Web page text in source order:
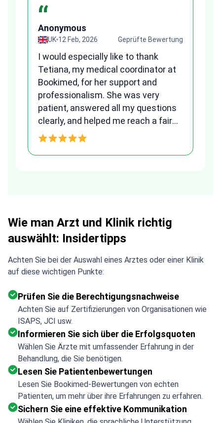
“
Anonymous
UK 12 Feb, 2026 Geprüfte Bewertung
I would especially like to thank
Tetiana, my medical coordinator at
Bookimed, for her support and
professionalism. She was very
patient, answered all my questions
clearly, and helped me reach a fair
and transparent agreement. Her
Wie man Arzt und Klinik richtig
auswählt: Insidertipps
Achten Sie bei der Auswahl eines Arztes oder einer Klinik
auf diese wichtigen Punkte:
Prüfen Sie die Berechtigungsnachweise
Achten Sie auf Zertifizierungen von Organisationen wie
ISAPS, JCI usw.
Informieren Sie sich über die Erfolgsquoten
Wählen Sie Ärzte mit umfassender Erfahrung in der
Behandlung, die Sie benötigen.
Lesen Sie Patientenbewertungen
Lesen Sie Bookimed-Bewertungen von echten
Patienten, um mehr über ihre Erfahrungen zu erfahren.
Sichern Sie eine effektive Kommunikation